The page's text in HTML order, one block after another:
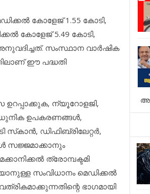
കോളേജ് 1.55 കോടി,
കോളേജ് 5.49 കോടി,
സംസ്ഥാന വാര്‍ഷിക
ഈ പദ്ധതി
ഉറപ്പാക്കുക, ന്യൂറോളജി,
ഉപകരണങ്ങള്‍,
ഡിഫിബ്രിലേറ്റര്‍,
സജ്ജമാക്കാനും
ത്രോമ്പക്ടമി
സംവിധാനം മെഡിക്കല്‍
ഭാഗമായി